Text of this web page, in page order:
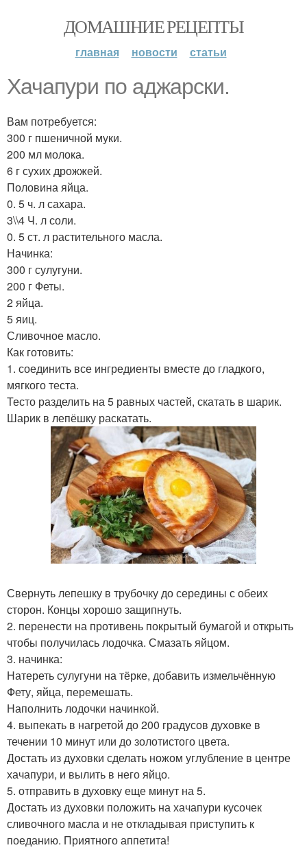
ДОМАШНИЕ РЕЦЕПТЫ
главная новости статьи
Хачапури по аджарски.
Вам потребуется:
300 г пшеничной муки.
200 мл молока.
6 г сухих дрожжей.
Половина яйца.
0. 5 ч. л сахара.
3\\4 Ч. л соли.
0. 5 ст. л растительного масла.
Начинка:
300 г сулугуни.
200 г Феты.
2 яйца.
5 яиц.
Сливочное масло.
Как готовить:
1. соединить все ингредиенты вместе до гладкого,
мягкого теста.
Тесто разделить на 5 равных частей, скатать в шарик.
Шарик в лепёшку раскатать.
Свернуть лепешку в трубочку до середины с обеих
сторон. Концы хорошо защипнуть.
2. перенести на противень покрытый бумагой и открыть
чтобы получилась лодочка. Смазать яйцом.
3. начинка:
Натереть сулугуни на тёрке, добавить измельчённую
Фету, яйца, перемешать.
Наполнить лодочки начинкой.
4. выпекать в нагретой до 200 градусов духовке в
течении 10 минут или до золотистого цвета.
Достать из духовки сделать ножом углубление в центре
хачапури, и вылить в него яйцо.
5. отправить в духовку еще минут на 5.
Достать из духовки положить на хачапури кусочек
сливочного масла и не откладывая приступить к
поеданию. Приятного аппетита!